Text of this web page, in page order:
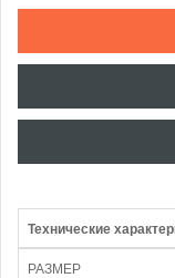
Технические
РАЗМЕР